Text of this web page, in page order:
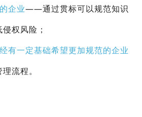
企业——通过贯标可以规范知识
权风险；
有一定基础希望更加规范的企业
流程。